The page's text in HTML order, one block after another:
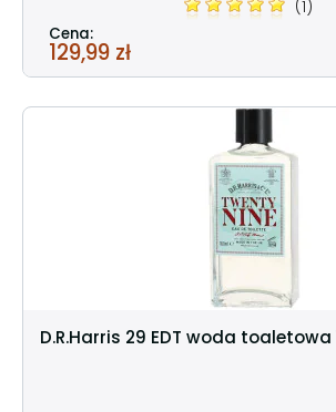
(1)
Cena:
129,99 zł
D.R.Harris 29 EDT woda toaletowa